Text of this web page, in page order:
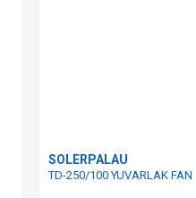
SOLERPALAU
TD-250/100 YUVARLAK FAN